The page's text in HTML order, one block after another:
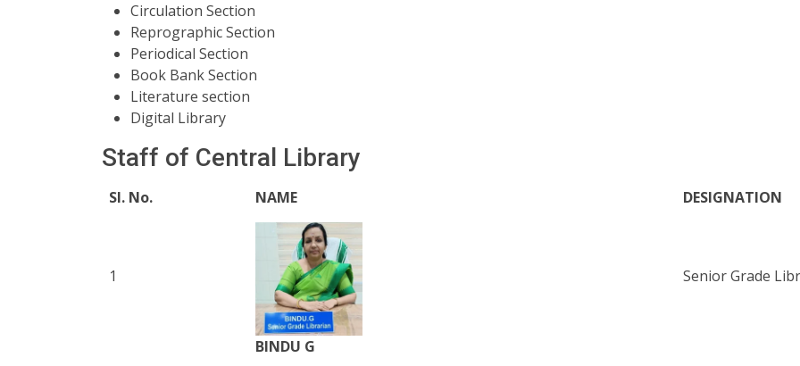
Circulation Section
Reprographic Section
Periodical Section
Book Bank Section
Literature section
Digital Library
Staff of Central Library
Sl. No. NAME DESIGNATION
1
BINDU G
Senior Grade